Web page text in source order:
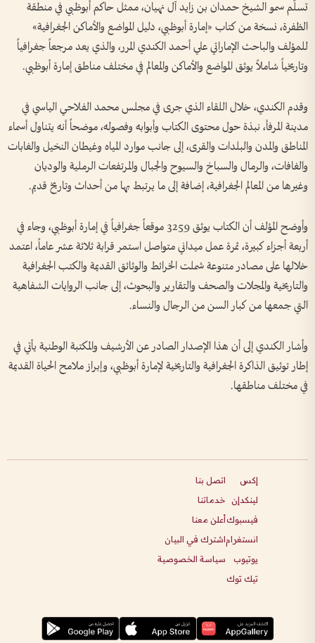
تسلّم سمو الشيخ حمدان بن زايد آل نهيان، ممثل حاكم أبوظبي في منطقة
الظفرة، نسخة من كتاب «إمارة أبوظبي، دليل المواضع والأماكن الجغرافية»
للمؤلف والباحث الإماراتي علي أحمد الكندي المرر، والذي يعد مرجعاً جغرافياً
وتاريخياً شاملاً يوثق المواضع والأماكن والمعالم في مختلف مناطق إمارة أبوظبي.
وقدم الكندي، خلال اللقاء الذي جرى في مجلس محمد الفلاحي الياسي في
مدينة المرفأ، نبذة حول محتوى الكتاب وأبوابه وفصوله، موضحاً أنه يتناول أسماء
المناطق والمدن والبلدات والقرى، إلى جانب موارد المياه وغيطان النخيل والغابات
والغافات، والرمال والسباخ والسيوح والجبال والمرتفعات الرملية والوديان
وغيرها من المعالم الجغرافية، إضافة إلى ما يرتبط بها من أحداث وتاريخ قديم.
وأوضح المؤلف أن الكتاب يوثق 3259 موقعاً جغرافياً في إمارة أبوظبي، وجاء في
أربعة أجزاء كبيرة، ثمرة عمل ميداني متواصل استمر قرابة ثلاثة عشر عاماً، اعتمد
خلالها على مصادر متنوعة شملت الخرائط والوثائق القديمة والكتب الجغرافية
والتاريخية والمجلات والصحف والتقارير والبحوث، إلى جانب الروايات الشفاهية
التي جمعها من كبار السن من الرجال والنساء.
وأشار الكندي إلى أن هذا الإصدار الصادر عن الأرشيف والمكتبة الوطنية يأتي في
إطار توثيق الذاكرة الجغرافية والتاريخية لإمارة أبوظبي، وإبراز ملامح الحياة القديمة
في مختلف مناطقها.
إكس
لينكدإن
فيسبوك
انستغرام
يوتيوب
تيك توك
اتصل بنا
خدماتنا
أعلن معنا
اشترك في البيان
سياسة الخصوصية